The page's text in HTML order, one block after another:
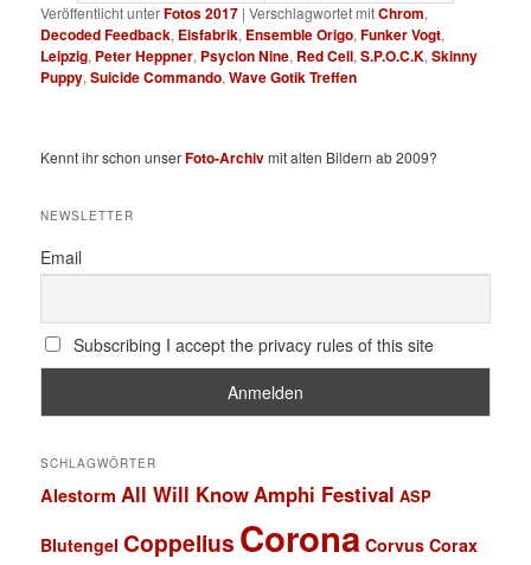
Veröffentlicht unterFotos 2017 |Verschlagwortet mitChrom,
Decoded Feedback, Eisfabrik, Ensemble Origo,Funker Vogt,
Leipzig, Peter Heppner, Psyclon Nine, Red Cell,S.P.O.C.K,Skinny
Puppy,Suicide Commando,Wave Gotik Treffen
Kennt ihr schon unserFoto-Archivmit alten Bildern ab 2009?
NEWSLETTER
Email
Subscribing I accept the privacy rules of this site
SCHLAGWÖRTER
Alestorm All Will KnowAmphi Festival ASP
Blutengel Coppelius Corona Corvus Corax